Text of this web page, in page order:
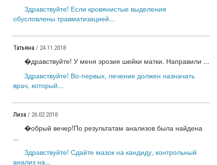
Здравствуйте! Если кровянистые выделения
обусловлены травматизацией...
Татьяна / 24.11.2018
�дравствуйте! У меня эрозия шейки матки. Направили ...
Здравствуйте! Во-первых, лечение должен назначать
врач, который...
Лиза / 26.02.2018
�обрый вечер!По результатам анализов была найдена
...
Здравствуйте! Сдайте мазок на кандиду, контрольный
анализ на...